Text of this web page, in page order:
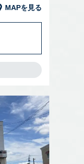
MAPを見る